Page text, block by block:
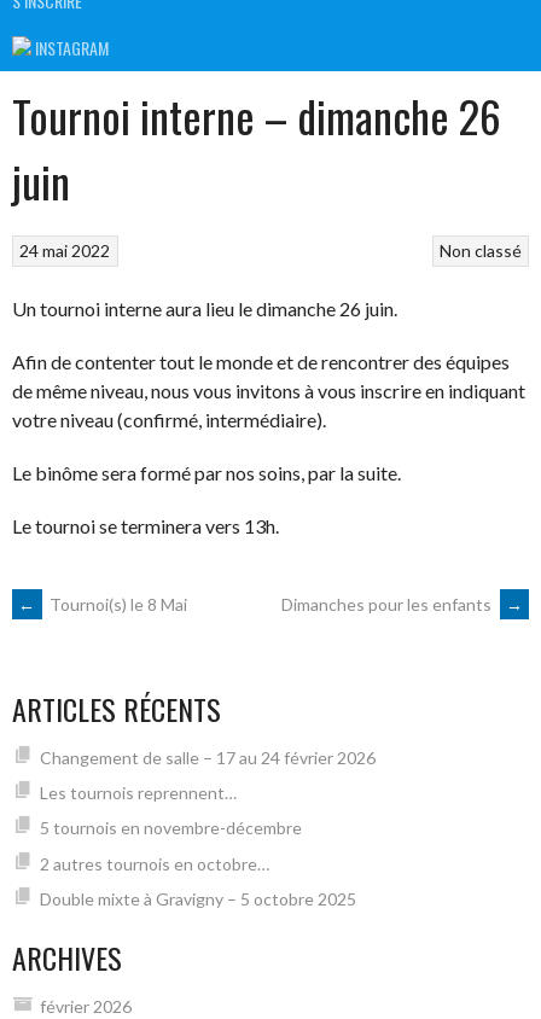
INSTAGRAM
Tournoi interne – dimanche 26
juin
Non classé
24 mai 2022
Un tournoi interne aura lieu le dimanche 26 juin.
Afin de contenter tout le monde et de rencontrer des équipes
de même niveau, nous vous invitons à vous inscrire en indiquant
votre niveau (confirmé, intermédiaire).
Le binôme sera formé par nos soins, par la suite.
Le tournoi se terminera vers 13h.
NAVIGATION
DES
ARTICLES
← Tournoi(s) le 8 Mai Dimanches pour les enfants →
ARTICLES RÉCENTS
Changement de salle – 17 au 24 février 2026
Les tournois reprennent…
5 tournois en novembre-décembre
2 autres tournois en octobre…
Double mixte à Gravigny – 5 octobre 2025
ARCHIVES
février 2026